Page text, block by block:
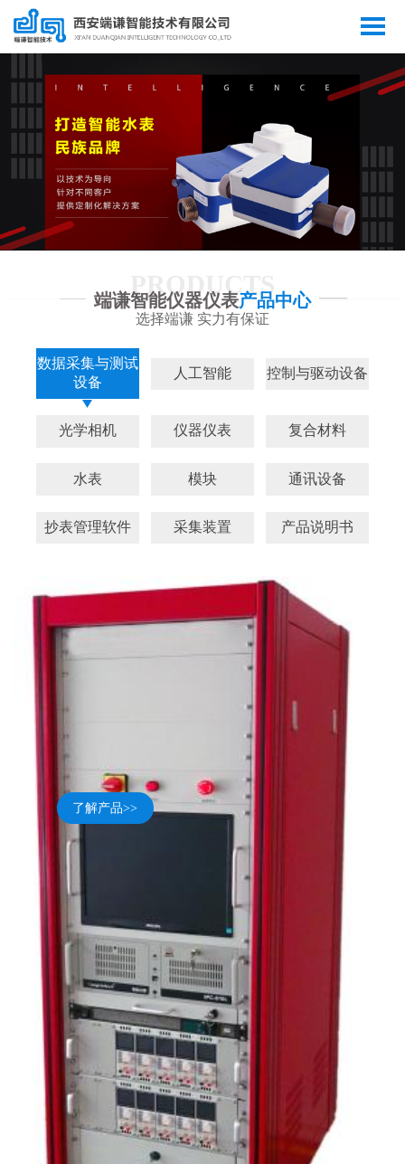
PRODUCTS
端谦智能仪器仪表产品中心
选择端谦 实力有保证
数据采集与测试
设备
人工智能 控制与驱动设备
光学相机 仪器仪表 复合材料
水表 模块 通讯设备
抄表管理软件 采集装置 产品说明书
了解产品>>